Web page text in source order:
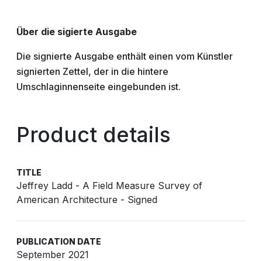
Über die sigierte Ausgabe
Die signierte Ausgabe enthält einen vom Künstler
signierten Zettel, der in die hintere
Umschlaginnenseite eingebunden ist.
Product details
TITLE
Jeffrey Ladd - A Field Measure Survey of
American Architecture - Signed
PUBLICATION DATE
September 2021